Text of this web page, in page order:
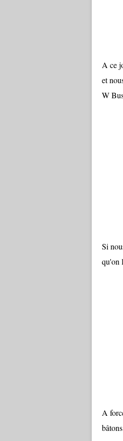
A ce
et
W
Si
qu'on
A